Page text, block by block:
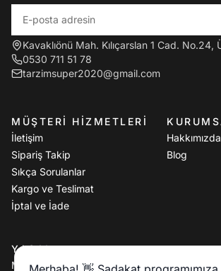
Kavaklıönü Mah. Kılıçarslan 1 Cad.
0530 711 51 78
tarzimsuper2020@gmail.com
MÜŞTERI HIZMETLERI
İletişim
Sipariş Takip
Sıkça Sorulanlar
Kargo ve Teslimat
İptal ve İade
Hakkımızda
Blog
YASAL
Mesafeli Satış Sözleşmesi